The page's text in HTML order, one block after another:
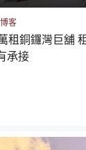
博客
租銅鑼灣巨舖
承接